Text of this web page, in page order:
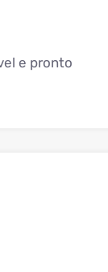
e pronto